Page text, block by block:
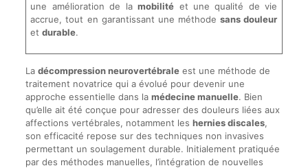
une amélioration de lamobilité et une qualité de vie
accrue, tout en garantissant une méthodesans douleur
etdurable.
La décompression neurovertébraleest une méthode de
traitement novatrice qui a évolué pour devenir une
approche essentielle dans la médecine manuelle. Bien
qu’elle ait été conçue pour adresser des douleurs liées aux
affections vertébrales, notamment les hernies discales,
son efficacité repose sur des techniques non invasives
permettant un soulagement durable. Initialement pratiquée
par des méthodes manuelles, l’intégration de nouvelles